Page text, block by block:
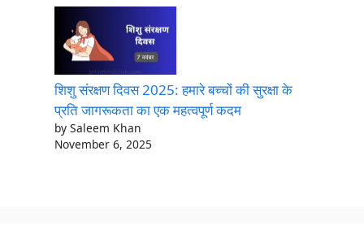
शिशु संरक्षण दिवस 2025: हमारे बच्चों की सुरक्षा के
प्रति जागरूकता का एक महत्वपूर्ण कदम
by Saleem Khan
November 6, 2025